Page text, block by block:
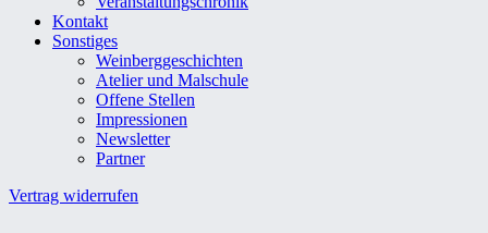
Kontakt
Sonstiges
Weinberggeschichten
Atelier und Malschule
Offene Stellen
Impressionen
Newsletter
Partner
Vertrag widerrufen